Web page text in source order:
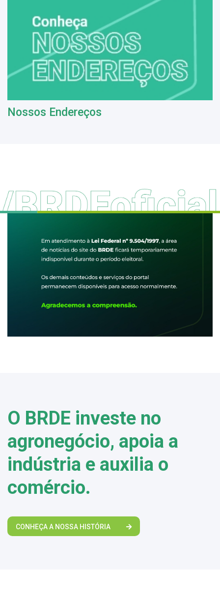
Nossos Endereços
O BRDE investe no
agronegócio, apoia a
indústria e auxilia o
comércio.
CONHEÇA A NOSSA HISTÓRIA